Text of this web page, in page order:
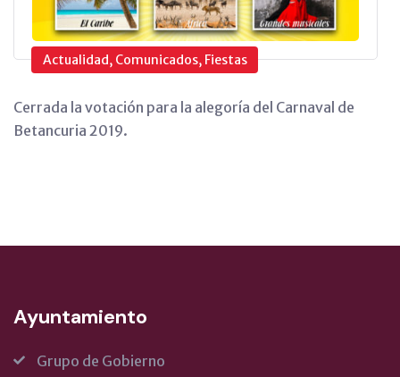
Actualidad, Comunicados, Fiestas
Cerrada la votación para la alegoría del Carnaval de
Betancuria 2019.
Ayuntamiento
Grupo de Gobierno